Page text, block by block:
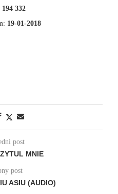
194 332
19-01-2018
post
MNIE
post
ASIU (AUDIO)